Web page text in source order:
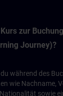
zur
Journey)?
während des
wie Nachname,
sowie